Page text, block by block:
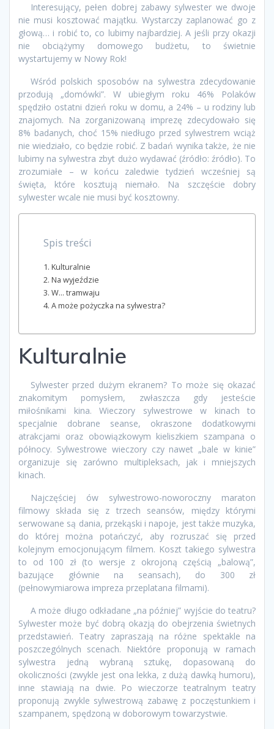
Interesujący, pełen dobrej zabawy sylwester we dwoje
nie musi kosztować majątku. Wystarczy zaplanować go z
głową… i robić to, co lubimy najbardziej. A jeśli przy okazji
nie obciążymy domowego budżetu, to świetnie
wystartujemy w Nowy Rok!
Wśród polskich sposobów na sylwestra zdecydowanie
przodują „domówki”. W ubiegłym roku 46% Polaków
spędziło ostatni dzień roku w domu, a 24% – u rodziny lub
znajomych. Na zorganizowaną imprezę zdecydowało się
8% badanych, choć 15% niedługo przed sylwestrem wciąż
nie wiedziało, co będzie robić. Z badań wynika także, że nie
lubimy na sylwestra zbyt dużo wydawać (źródło: źródło). To
zrozumiałe – w końcu zaledwie tydzień wcześniej są
święta, które kosztują niemało. Na szczęście dobry
sylwester wcale nie musi być kosztowny.
Spis treści
Kulturalnie
Na wyjeździe
W… tramwaju
A może pożyczka na sylwestra?
Kulturalnie
Sylwester przed dużym ekranem? To może się okazać
znakomitym pomysłem, zwłaszcza gdy jesteście
miłośnikami kina. Wieczory sylwestrowe w kinach to
specjalnie dobrane seanse, okraszone dodatkowymi
atrakcjami oraz obowiązkowym kieliszkiem szampana o
północy. Sylwestrowe wieczory czy nawet „bale w kinie”
organizuje się zarówno multipleksach, jak i mniejszych
kinach.
Najczęściej ów sylwestrowo-noworoczny maraton
filmowy składa się z trzech seansów, między którymi
serwowane są dania, przekąski i napoje, jest także muzyka,
do której można potańczyć, aby rozruszać się przed
kolejnym emocjonującym filmem. Koszt takiego sylwestra
to od 100 zł (to wersje z okrojoną częścią „balową”,
bazujące głównie na seansach), do 300 zł
(pełnowymiarowa impreza przeplatana filmami).
A może długo odkładane „na później” wyjście do teatru?
Sylwester może być dobrą okazją do obejrzenia świetnych
przedstawień. Teatry zapraszają na różne spektakle na
poszczególnych scenach. Niektóre proponują w ramach
sylwestra jedną wybraną sztukę, dopasowaną do
okoliczności (zwykle jest ona lekka, z dużą dawką humoru),
inne stawiają na dwie. Po wieczorze teatralnym teatry
proponują zwykle sylwestrową zabawę z poczęstunkiem i
szampanem, spędzoną w doborowym towarzystwie.